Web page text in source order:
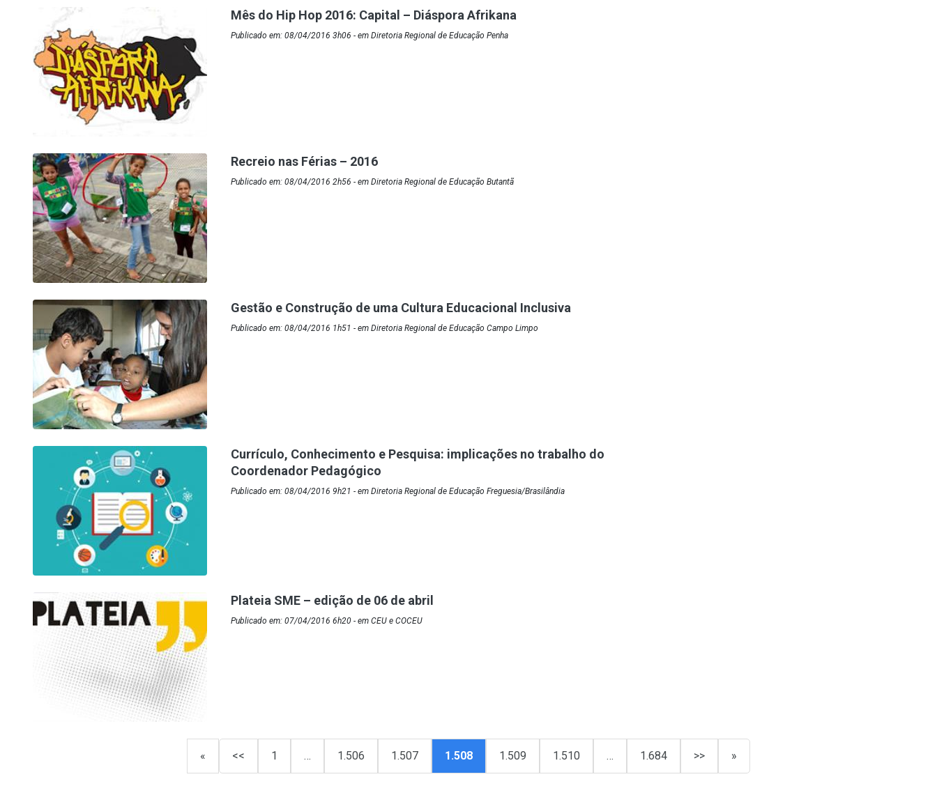
Mês do Hip Hop 2016: Capital – Diáspora Afrikana
Publicado em: 08/04/2016 3h06 - em Diretoria Regional de Educação Penha
Recreio nas Férias – 2016
Publicado em: 08/04/2016 2h56 - em Diretoria Regional de Educação Butantã
Gestão e Construção de uma Cultura Educacional Inclusiva
Publicado em: 08/04/2016 1h51 - em Diretoria Regional de Educação Campo Limpo
Currículo, Conhecimento e Pesquisa: implicações no trabalho do
Coordenador Pedagógico
Publicado em: 08/04/2016 9h21 - em Diretoria Regional de Educação Freguesia/Brasilândia
Plateia SME – edição de 06 de abril
Publicado em: 07/04/2016 6h20 - em CEU e COCEU
« << 1 … 1.506 1.507 1.508 1.509 1.510 … 1.684 >> »